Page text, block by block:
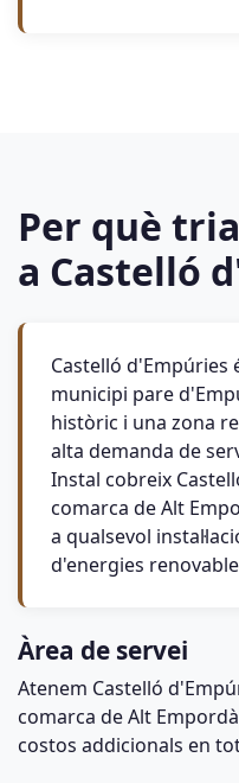
Per què
a Castelló
Castelló d'Empúries
municipi pare
històric i una zona
alta demanda de
Instal cobreix
comarca de Alt
a qualsevol
d'energies
Àrea de servei
Atenem Castelló
comarca de Alt
costos addicionals en